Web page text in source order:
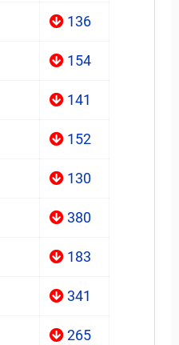
136
154
141
152
130
380
183
341
265